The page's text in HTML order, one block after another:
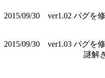
2015/09/30 ver1.02 バグを
2015/09/30 ver1.03 バグを
謎解きのヒント